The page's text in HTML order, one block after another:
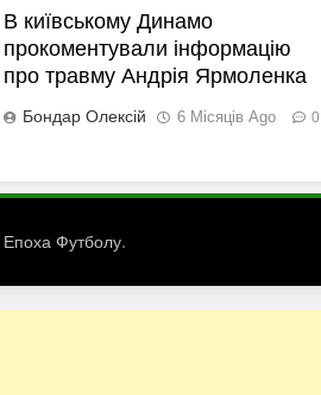
В київському Динамо
прокоментували інформацію
про травму Андрія Ярмоленка
Бондар Олексій 6 Місяців Ago 0
Епоха Футболу.